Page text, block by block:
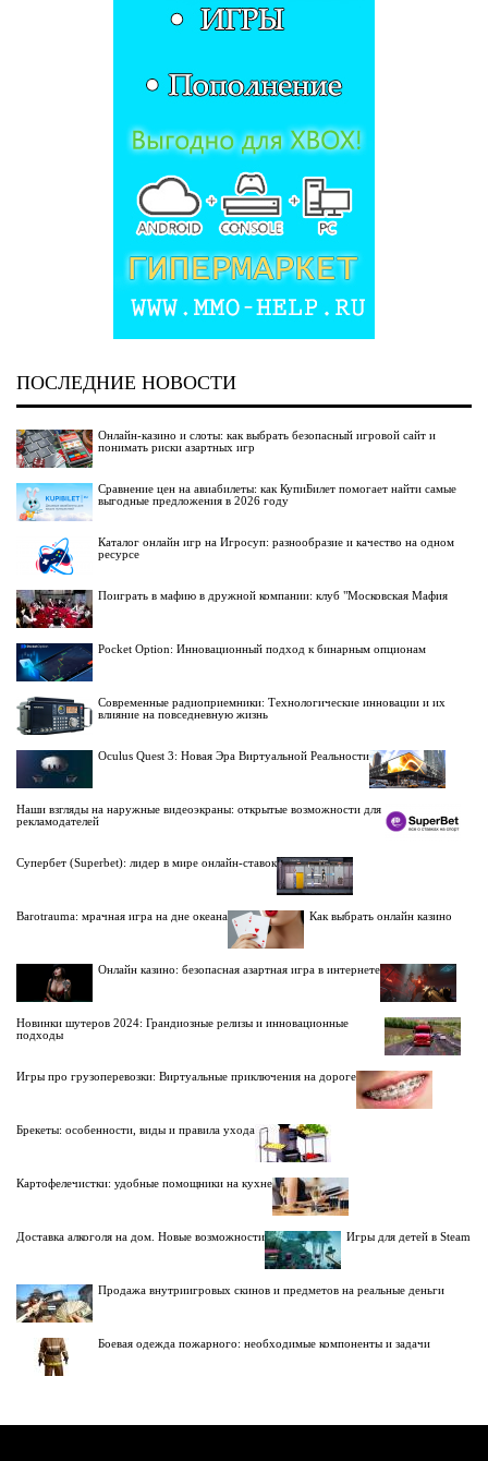
ПОСЛЕДНИЕ НОВОСТИ
Онлайн-казино и слоты: как выбрать безопасный игровой сайт и
понимать риски азартных игр
Сравнение цен на авиабилеты: как КупиБилет помогает найти самые
выгодные предложения в 2026 году
Каталог онлайн игр на Игросуп: разнообразие и качество на одном
ресурсе
Поиграть в мафию в дружной компании: клуб "Московская Мафия
Pocket Option: Инновационный подход к бинарным опционам
Современные радиоприемники: Технологические инновации и их
влияние на повседневную жизнь
Oculus Quest 3: Новая Эра Виртуальной Реальности
Наши взгляды на наружные видеоэкраны: открытые возможности для
рекламодателей
Супербет (Superbet): лидер в мире онлайн-ставок
Barotrauma: мрачная игра на дне океана Как выбрать онлайн казино
Онлайн казино: безопасная азартная игра в интернете
Новинки шутеров 2024: Грандиозные релизы и инновационные
подходы
Игры про грузоперевозки: Виртуальные приключения на дороге
Брекеты: особенности, виды и правила ухода
Картофелечистки: удобные помощники на кухне
Доставка алкоголя на дом. Новые возможности Игры для детей в Steam
Продажа внутриигровых скинов и предметов на реальные деньги
Боевая одежда пожарного: необходимые компоненты и задачи